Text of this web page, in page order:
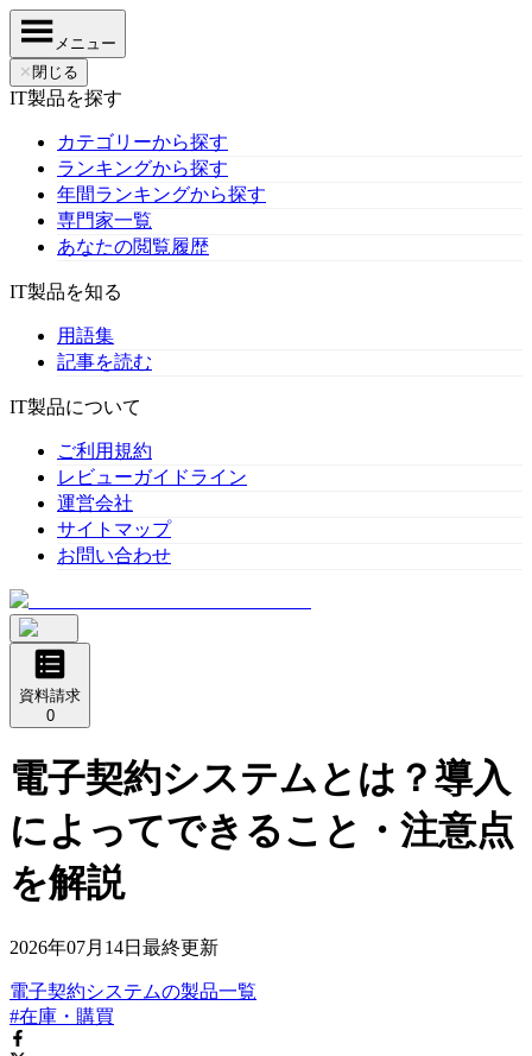
メニュー
✕ 閉じる
IT製品を探す
カテゴリーから探す
ランキングから探す
年間ランキングから探す
専門家一覧
あなたの閲覧履歴
IT製品を知る
用語集
記事を読む
IT製品について
ご利用規約
レビューガイドライン
運営会社
サイトマップ
お問い合わせ
資料請求
0
電子契約システムとは？導入
によってできること・注意点
を解説
2026年07月14日 最終更新
電子契約システムの製品一覧
#在庫・購買